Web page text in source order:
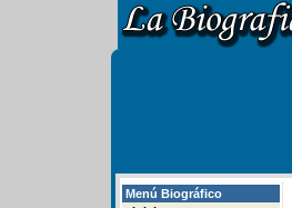
Menú Biográfico